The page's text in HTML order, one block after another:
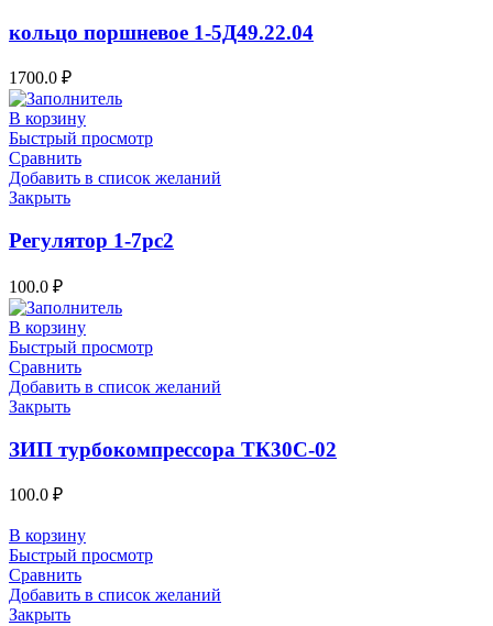
кольцо поршневое 1-5Д49.22.04
1700.0 ₽
В корзину
Быстрый просмотр
Сравнить
Добавить в список желаний
Закрыть
Регулятор 1-7рс2
100.0 ₽
В корзину
Быстрый просмотр
Сравнить
Добавить в список желаний
Закрыть
ЗИП турбокомпрессора ТК30С-02
100.0 ₽
В корзину
Быстрый просмотр
Сравнить
Добавить в список желаний
Закрыть